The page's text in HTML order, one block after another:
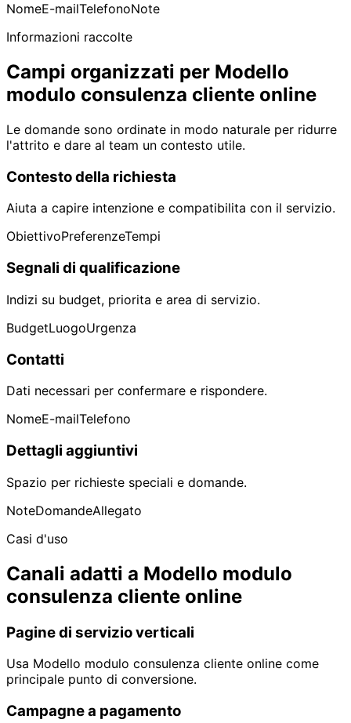
NomeE-mailTelefonoNote
Informazioni raccolte
Campi organizzati per Modello
modulo consulenza cliente online
Le domande sono ordinate in modo naturale per ridurre
l'attrito e dare al team un contesto utile.
Contesto della richiesta
Aiuta a capire intenzione e compatibilita con il servizio.
ObiettivoPreferenzeTempi
Segnali di qualificazione
Indizi su budget, priorita e area di servizio.
BudgetLuogoUrgenza
Contatti
Dati necessari per confermare e rispondere.
NomeE-mailTelefono
Dettagli aggiuntivi
Spazio per richieste speciali e domande.
NoteDomandeAllegato
Casi d'uso
Canali adatti a Modello modulo
consulenza cliente online
Pagine di servizio verticali
Usa Modello modulo consulenza cliente online come
principale punto di conversione.
Campagne a pagamento